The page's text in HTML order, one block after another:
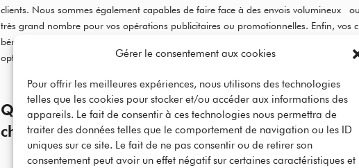
Gérer le consentement aux cookies
Pour offrir les meilleures expériences, nous utilisons des technologies
telles que les cookies pour stocker et/ou accéder aux informations des
appareils. Le fait de consentir à ces technologies nous permettra de
traiter des données telles que le comportement de navigation ou les ID
uniques sur ce site. Le fait de ne pas consentir ou de retirer son
consentement peut avoir un effet négatif sur certaines caractéristiques et
clients. Nous sommes également capables de faire face à des envois volumineux
très grand nombre pour vos opérations publicitaires ou promotionnelles. Enfin, vos
bénéficient du suivi en ligne et en temps réel de leur commande pour une traçabilité
optimale. Nous travaillons avec les plus grands transporteurs du marché.
Quel prestataire de conditionnement à façon
choisir ?